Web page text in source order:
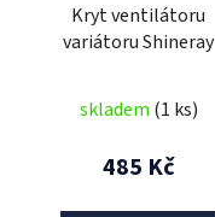
Kryt ventilátoru
variátoru Shineray
skladem (1 ks)
485 Kč